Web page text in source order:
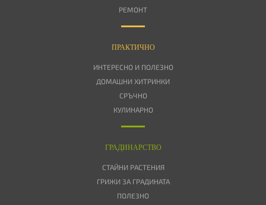
РЕМОНТ
ПРАКТИЧНО
ИНТЕРЕСНО И ПОЛЕЗНО
ДОМАШНИ ХИТРИНКИ
СРЪЧНО
КУЛИНАРНО
ГРАДИНАРСТВО
СТАЙНИ РАСТЕНИЯ
ГРИЖИ ЗА ГРАДИНАТА
ПОЛЕЗНО